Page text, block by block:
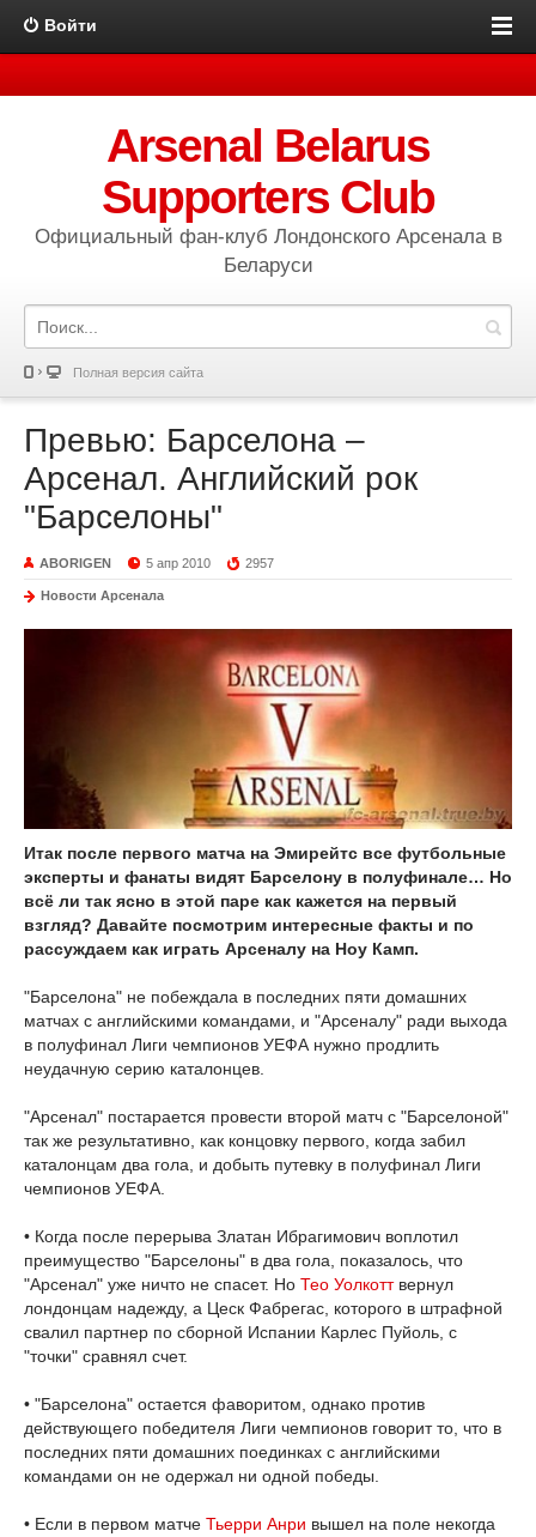
Войти
Arsenal Belarus
Supporters Club
Официальный фан-клуб Лондонского Арсенала в
Беларуси
Полная версия сайта
Превью: Барселона –
Арсенал. Английский рок
"Барселоны"
ABORIGEN 5 апр 2010 2957
Новости Арсенала
Итак после первого матча на Эмирейтс все футбольные
эксперты и фанаты видят Барселону в полуфинале… Но
всё ли так ясно в этой паре как кажется на первый
взгляд? Давайте посмотрим интересные факты и по
рассуждаем как играть Арсеналу на Ноу Камп.
"Барселона" не побеждала в последних пяти домашних
матчах с английскими командами, и "Арсеналу" ради выхода
в полуфинал Лиги чемпионов УЕФА нужно продлить
неудачную серию каталонцев.
"Арсенал" постарается провести второй матч с "Барселоной"
так же результативно, как концовку первого, когда забил
каталонцам два гола, и добыть путевку в полуфинал Лиги
чемпионов УЕФА.
• Когда после перерыва Златан Ибрагимович воплотил
преимущество "Барселоны" в два гола, показалось, что
"Арсенал" уже ничто не спасет. Но Тео Уолкоттвернул
лондонцам надежду, а Цеск Фабрегас, которого в штрафной
свалил партнер по сборной Испании Карлес Пуйоль, с
"точки" сравнял счет.
• "Барселона" остается фаворитом, однако против
действующего победителя Лиги чемпионов говорит то, что в
последних пяти домашних поединках с английскими
командами он не одержал ни одной победы.
• Если в первом матче Тьерри Анри вышел на поле некогда